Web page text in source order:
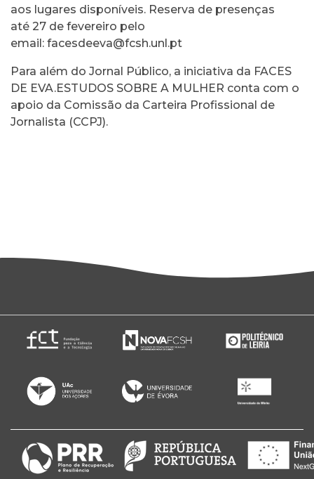
aos lugares disponíveis. Reserva de presenças
até 27 de fevereiro pelo
email: facesdeeva@fcsh.unl.pt
Para além do Jornal Público, a iniciativa da FACES
DE EVA.ESTUDOS SOBRE A MULHER conta com o
apoio da Comissão da Carteira Profissional de
Jornalista (CCPJ).